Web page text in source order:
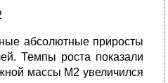
абсолютные приросты
Темпы роста показали
массы М2 увеличился